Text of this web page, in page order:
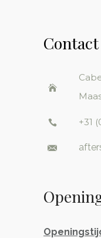
Contact
+31